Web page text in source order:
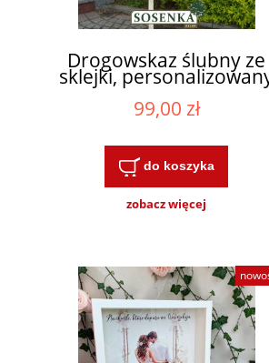
Drogowskaz ślubny ze
sklejki,
99,00 zł
do koszyka
zobacz więcej